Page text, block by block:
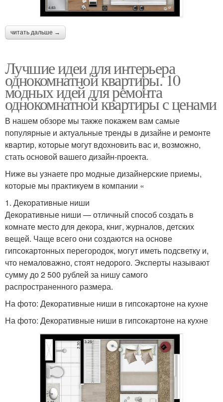
читать дальше →
Лучшие идеи для интерьера
однокомнатной квартиры. 10
модных идей для ремонта
однокомнатной квартиры с ценами
В нашем обзоре мы также покажем вам самые
популярные и актуальные тренды в дизайне и ремонте
квартир, которые могут вдохновить вас и, возможно,
стать основой вашего дизайн-проекта.
Ниже вы узнаете про модные дизайнерские приемы,
которые мы практикуем в компании «
1. Декоративные ниши
Декоративные ниши — отличный способ создать в
комнате место для декора, книг, журналов, детских
вещей. Чаще всего они создаются на основе
гипсокартонных перегородок, могут иметь подсветку и,
что немаловажно, стоят недорого. Эксперты называют
сумму до 2 500 рублей за нишу самого
распространенного размера.
На фото: Декоративные ниши в гипсокартоне на кухне
На фото: Декоративные ниши в гипсокартоне на кухне